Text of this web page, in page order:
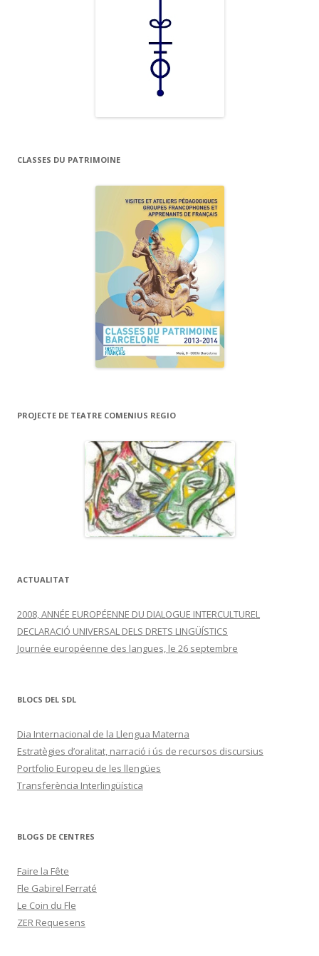
CLASSES DU PATRIMOINE
PROJECTE DE TEATRE COMENIUS REGIO
ACTUALITAT
2008, ANNÉE EUROPÉENNE DU DIALOGUE INTERCULTUREL
DECLARACIÓ UNIVERSAL DELS DRETS LINGÜÍSTICS
Journée européenne des langues, le 26 septembre
BLOCS DEL SDL
Dia Internacional de la Llengua Materna
Estratègies d’oralitat, narració i ús de recursos discursius
Portfolio Europeu de les llengües
Transferència Interlingüística
BLOGS DE CENTRES
Faire la Fête
Fle Gabirel Ferraté
Le Coin du Fle
ZER Requesens